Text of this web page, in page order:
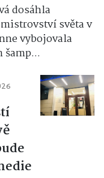
dosáhla
světa v
vybojovala
šamp...